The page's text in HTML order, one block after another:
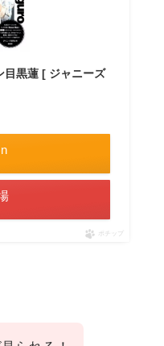
黒蓮 [ ジャニーズ
ポチップ